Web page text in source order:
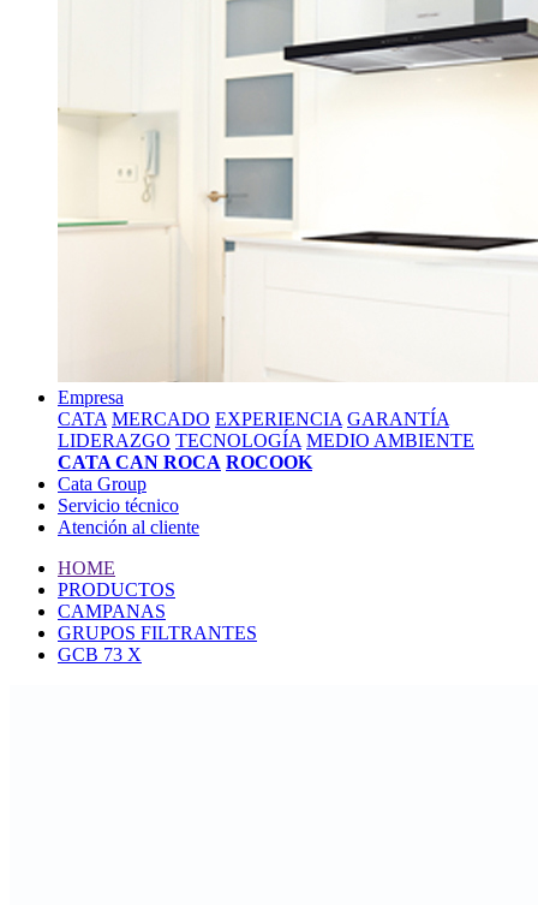
Empresa
CATA MERCADO EXPERIENCIA GARANTÍA
LIDERAZGO TECNOLOGÍA MEDIO AMBIENTE
CATA CAN ROCA ROCOOK
Cata Group
Servicio técnico
Atención al cliente
HOME
PRODUCTOS
CAMPANAS
GRUPOS FILTRANTES
GCB 73 X